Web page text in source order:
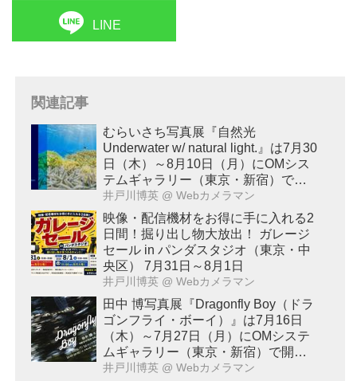
LINE
関連記事
むらいさち写真展『自然光
Underwater w/ natural light.』は7月30
日（木）～8月10日（月）にOMシス
テムギャラリー（東京・新宿）で開
催！
井戸川博英 @ Webカメラマン
映像・配信機材をお得に手に入れる2
日間！掘り出し物大放出！ ガレージ
セール in パンダスタジオ（東京・中
央区） 7月31日～8月1日
井戸川博英 @ Webカメラマン
田中 博写真展『Dragonfly Boy（ドラ
ゴンフライ・ボーイ）』は7月16日
（木）～7月27日（月）にOMシステ
ムギャラリー（東京・新宿）で開
催！
井戸川博英 @ Webカメラマン